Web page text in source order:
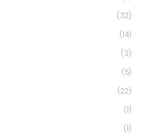
(32)
(14)
(3)
(5)
(22)
(1)
(1)